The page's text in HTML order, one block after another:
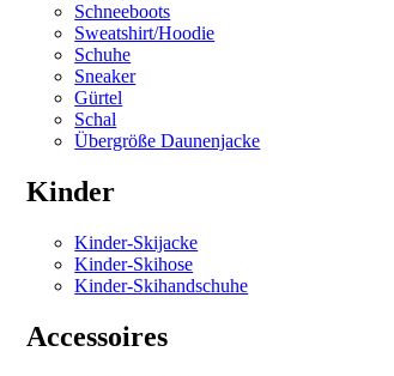
Schneeboots
Sweatshirt/Hoodie
Schuhe
Sneaker
Gürtel
Schal
Übergröße Daunenjacke
Kinder
Kinder-Skijacke
Kinder-Skihose
Kinder-Skihandschuhe
Accessoires